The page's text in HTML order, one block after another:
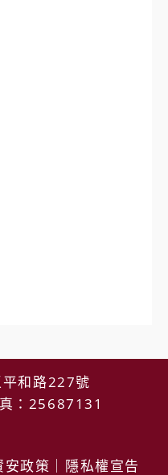
和路227號
：25687131
安政策 隱私權宣告